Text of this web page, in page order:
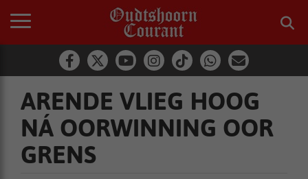
ARENDE VLIEG HOOG
NÁ OORWINNING OOR
GRENS